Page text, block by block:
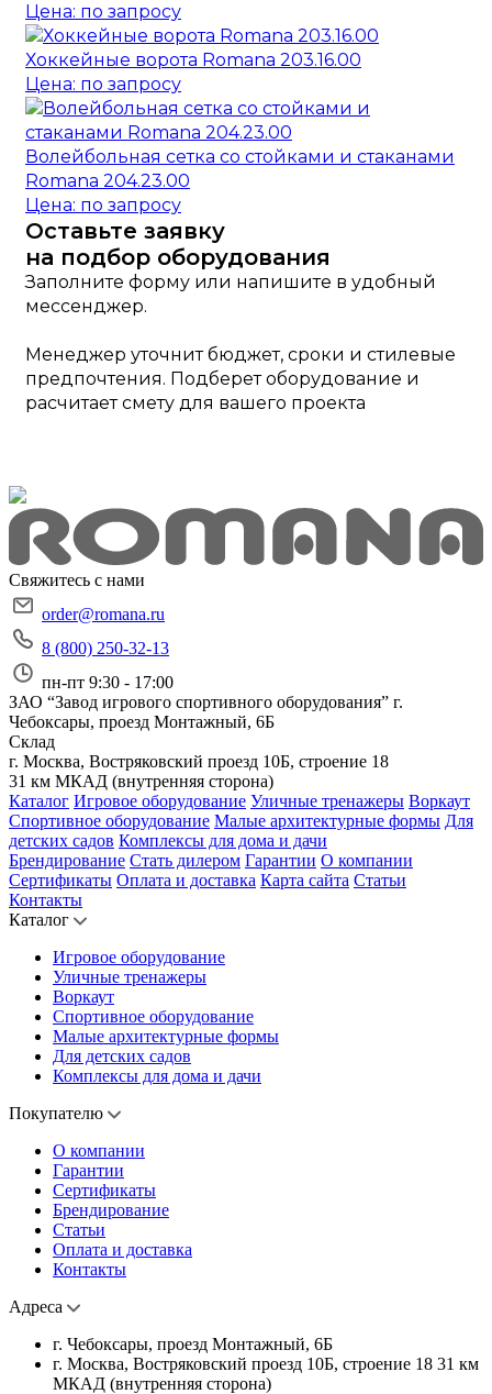
Цена: по запросу
Хоккейные ворота Romana 203.16.00
Цена: по запросу
Волейбольная сетка со стойками и стаканами
Romana 204.23.00
Цена: по запросу
Оставьте заявку
на подбор оборудования
Заполните форму или напишите в удобный
мессенджер.
Менеджер уточнит бюджет, сроки и стилевые
предпочтения. Подберет оборудование и
расчитает смету для вашего проекта
Свяжитесь с нами
order@romana.ru
8 (800) 250-32-13
пн-пт 9:30 - 17:00
ЗАО “Завод игрового спортивного оборудования” г.
Чебоксары, проезд Монтажный, 6Б
Склад
г. Москва, Востряковский проезд 10Б, строение 18
31 км МКАД (внутренняя сторона)
Каталог Игровое оборудование Уличные тренажеры Воркаут
Спортивное оборудование Малые архитектурные формы Для
детских садов Комплексы для дома и дачи
Брендирование Стать дилером Гарантии О компании
Сертификаты Оплата и доставка Карта сайта Статьи
Контакты
Каталог
Игровое оборудование
Уличные тренажеры
Воркаут
Спортивное оборудование
Малые архитектурные формы
Для детских садов
Комплексы для дома и дачи
Покупателю
О компании
Гарантии
Сертификаты
Брендирование
Статьи
Оплата и доставка
Контакты
Адреса
г. Чебоксары, проезд Монтажный, 6Б
г. Москва, Востряковский проезд 10Б, строение 18 31 км
МКАД (внутренняя сторона)